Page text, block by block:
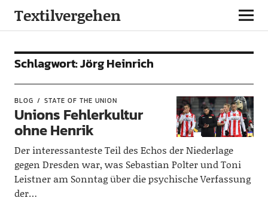
Textilvergehen
Schlagwort:Jörg Heinrich
BLOG STATE OF THE UNION
Unions Fehlerkultur
ohne Henrik
Der interessanteste Teil des Echos der Niederlage
gegen Dresden war, was Sebastian Polter und Toni
Leistner am Sonntag über die psychische Verfassung
der…